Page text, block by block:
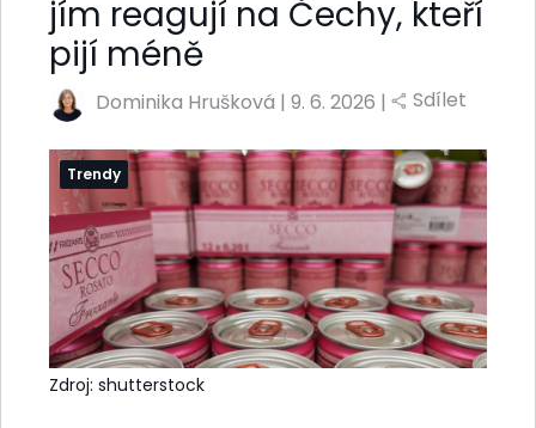
jím reagují na Čechy, kteří
pijí méně
Dominika Hrušková | 9. 6. 2026 | Sdílet
Trendy
Zdroj: shutterstock